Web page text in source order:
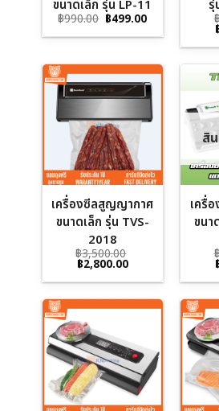
ขนาดเล็ก รุ่น LP-11
฿990.00 Original
was:
฿499.00Current
is:
฿499.00.
เครื่องซีลสูญญากาศ
ขนาดเล็ก รุ่น TVS-
2018
฿3,500.00
Original
price
was:
฿3,500.00.
฿2,800.00Current
is:
฿2,800.00.
สิ
เครื่
ขนา